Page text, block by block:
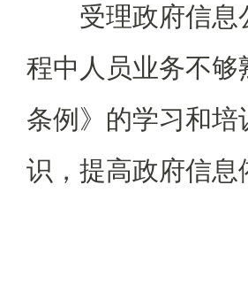
受理政府信息
程中人员业务不
条例》的学习和
识，提高政府信